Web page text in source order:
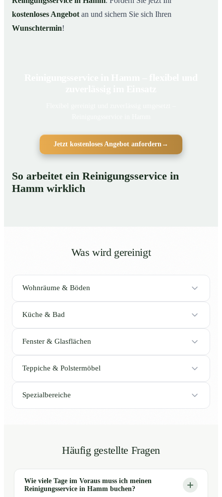
kostenloses Angebot an und sichern Sie sich Ihren
Wunschtermin!
Jetzt kostenloses Angebot anfordern →
So arbeitet ein Reinigungsservice in
Hamm wirklich
Was wird gereinigt
Wohnräume & Böden
Küche & Bad
Fenster & Glasflächen
Teppiche & Polstermöbel
Spezialbereiche
Häufig gestellte Fragen
Wie viele Tage im Voraus muss ich meinen
Reinigungsservice in Hamm buchen?